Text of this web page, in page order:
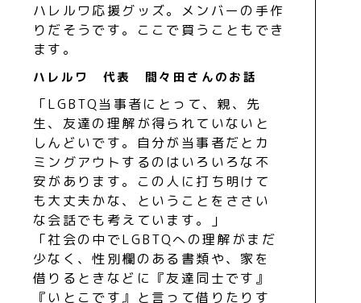
ハレルワ応援グッズ。メンバーの手作
りだそうです。ここで買うこともでき
ます。
ハレルワ 代表 間々田さんのお話
「LGBTQ当事者にとって、親、先
生、友達の理解が得られていないと
しんどいです。自分が当事者だとカ
ミングアウトするのはいろいろな不
安があります。この人に打ち明けて
も大丈夫かな、ということをささい
な会話でも考えています。」
「社会の中でLGBTQへの理解がまだ
少なく、性別欄のある書類や、家を
借りるときなどに『友達同士です』
『いとこです』と言って借りたりす